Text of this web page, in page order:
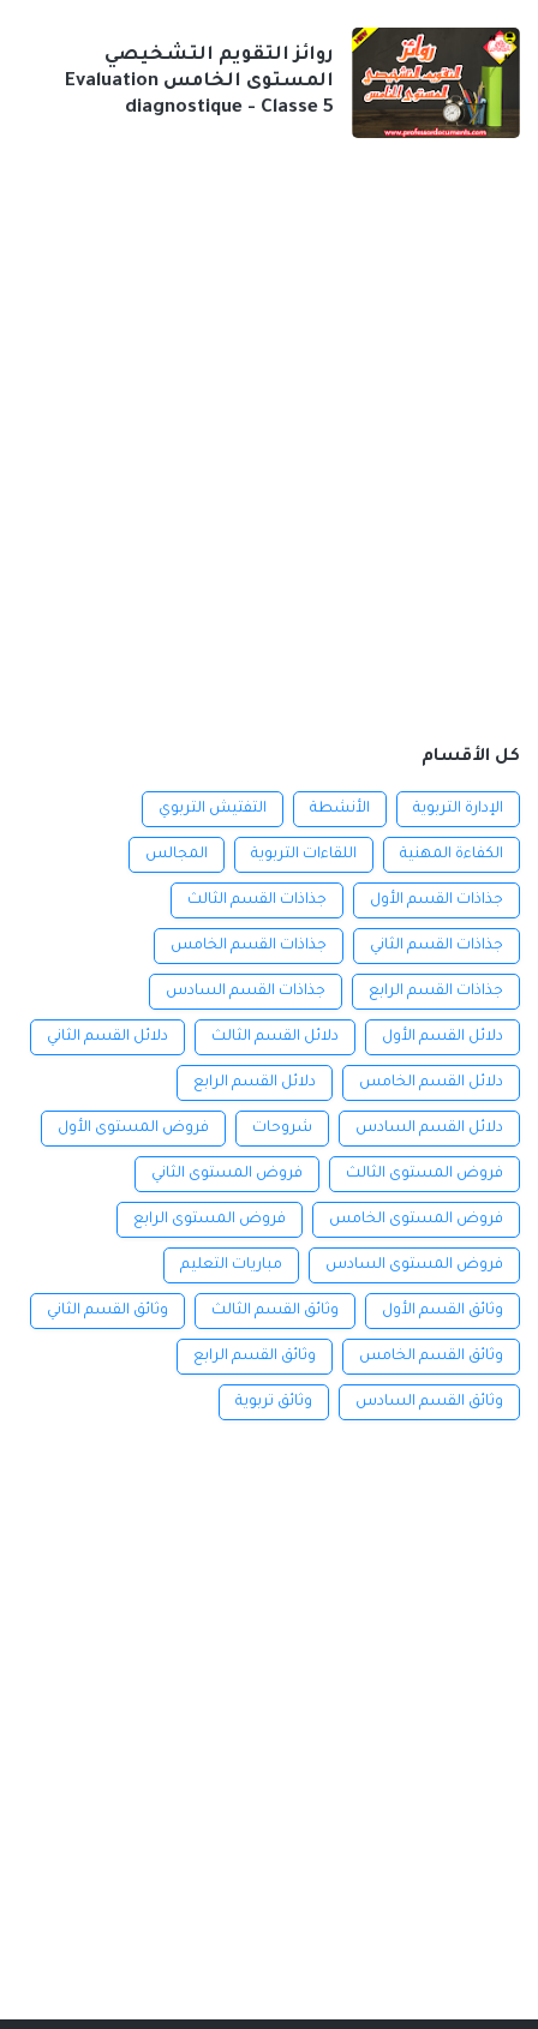
روائز التقويم التشخيصي
المستوى الخامس Evaluation
diagnostique - Classe 5
كل الأقسام
الإدارة التربوية الأنشطة التفتيش التربوي
الكفاءة المهنية اللقاءات التربوية المجالس
جذاذات القسم الأول جذاذات القسم الثالث
جذاذات القسم الثاني جذاذات القسم الخامس
جذاذات القسم الرابع جذاذات القسم السادس
دلائل القسم الأول دلائل القسم الثالث دلائل القسم الثاني
دلائل القسم الخامس دلائل القسم الرابع
دلائل القسم السادس شروحات فروض المستوى الأول
فروض المستوى الثالث فروض المستوى الثاني
فروض المستوى الخامس فروض المستوى الرابع
فروض المستوى السادس مباريات التعليم
وثائق القسم الأول وثائق القسم الثالث وثائق القسم الثاني
وثائق القسم الخامس وثائق القسم الرابع
وثائق القسم السادس وثائق تربوية